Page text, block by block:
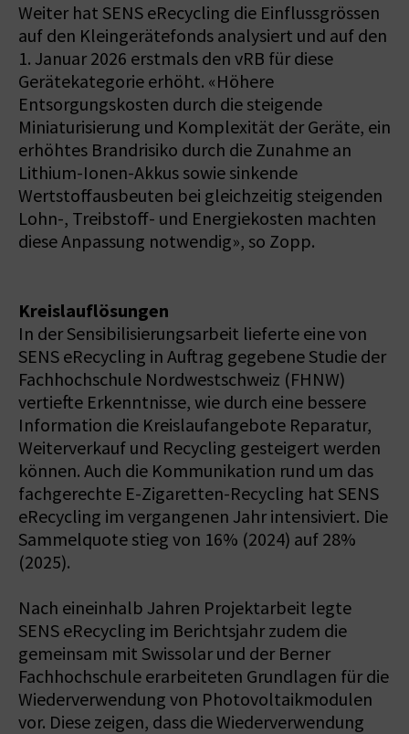
Weiter hat SENS eRecycling die Einflussgrössen
auf den Kleingerätefonds analysiert und auf den
1. Januar 2026 erstmals den vRB für diese
Gerätekategorie erhöht. «Höhere
Entsorgungskosten durch die steigende
Miniaturisierung und Komplexität der Geräte, ein
erhöhtes Brandrisiko durch die Zunahme an
Lithium-Ionen-Akkus sowie sinkende
Wertstoffausbeuten bei gleichzeitig steigenden
Lohn-, Treibstoff- und Energiekosten machten
diese Anpassung notwendig», so Zopp.
Kreislauflösungen
In der Sensibilisierungsarbeit lieferte eine von
SENS eRecycling in Auftrag gegebene Studie der
Fachhochschule Nordwestschweiz (FHNW)
vertiefte Erkenntnisse, wie durch eine bessere
Information die Kreislaufangebote Reparatur,
Weiterverkauf und Recycling gesteigert werden
können. Auch die Kommunikation rund um das
fachgerechte E-Zigaretten-Recycling hat SENS
eRecycling im vergangenen Jahr intensiviert. Die
Sammelquote stieg von 16% (2024) auf 28%
(2025).
Nach eineinhalb Jahren Projektarbeit legte
SENS eRecycling im Berichtsjahr zudem die
gemeinsam mit Swissolar und der Berner
Fachhochschule erarbeiteten Grundlagen für die
Wiederverwendung von Photovoltaikmodulen
vor. Diese zeigen, dass die Wiederverwendung